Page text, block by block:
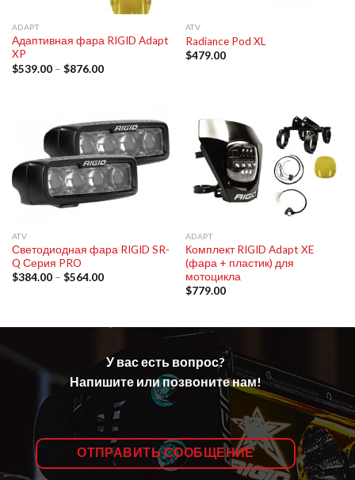
ADAPT
Адаптивная фара RIGID Adapt
XP
$539.00– $876.00
ATV
Radiance Pod XL
$479.00
ATV
Светодиодная фара RIGID SR-
Q Серия PRO
$384.00– $564.00
ADAPT
Комплект RIGID Adapt XE
(фара + пластик) для
мотоцикла
$779.00
У вас есть вопрос?
Напишите или позвоните нам!
ОТПРАВИТЬ СООБЩЕНИЕ